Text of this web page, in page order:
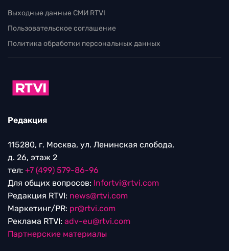
Выходные данные СМИ RTVI
Пользовательское соглашение
Политика обработки персональных данных
Редакция
115280, г. Москва, ул. Ленинская слобода,
д. 26, этаж 2
тел: +7 (499) 579-86-96
Для общих вопросов: Infortvi@rtvi.com
Редакция RTVI: news@rtvi.com
Маркетинг/PR: pr@rtvi.com
Реклама RTVI: adv-eu@rtvi.com
Партнерские материалы